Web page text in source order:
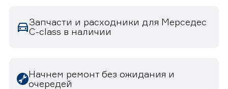
Запчасти и расходники для Мерседес
C-class в наличии
Начнем ремонт без ожидания и
очередей